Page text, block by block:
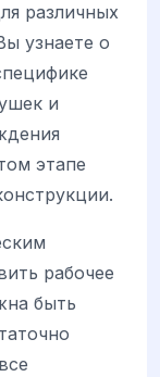
различных
узнаете о
и
этапе
рабочее
быть